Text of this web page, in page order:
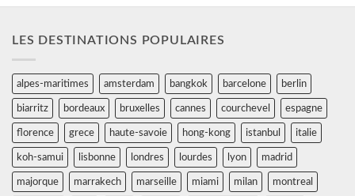
LES DESTINATIONS POPULAIRES
alpes-maritimes amsterdam bangkok barcelone berlin
biarritz bordeaux bruxelles cannes courchevel espagne
florence grece haute-savoie hong-kong istanbul italie
koh-samui lisbonne londres lourdes lyon madrid
majorque marrakech marseille miami milan montreal